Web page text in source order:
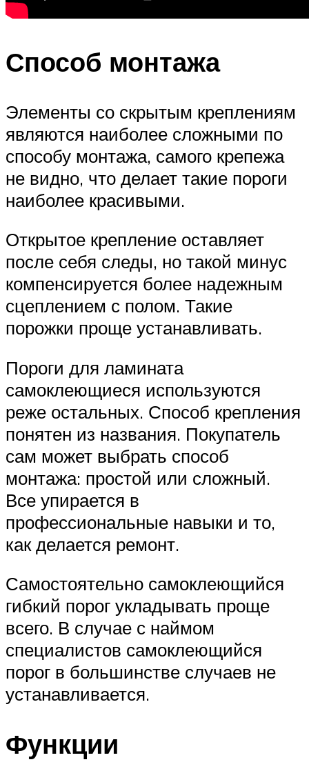
Способ монтажа
Элементы со скрытым креплениям
являются наиболее сложными по
способу монтажа, самого крепежа
не видно, что делает такие пороги
наиболее красивыми.
Открытое крепление оставляет
после себя следы, но такой минус
компенсируется более надежным
сцеплением с полом. Такие
порожки проще устанавливать.
Пороги для ламината
самоклеющиеся используются
реже остальных. Способ крепления
понятен из названия. Покупатель
сам может выбрать способ
монтажа: простой или сложный.
Все упирается в
профессиональные навыки и то,
как делается ремонт.
Самостоятельно самоклеющийся
гибкий порог укладывать проще
всего. В случае с наймом
специалистов самоклеющийся
порог в большинстве случаев не
устанавливается.
Функции